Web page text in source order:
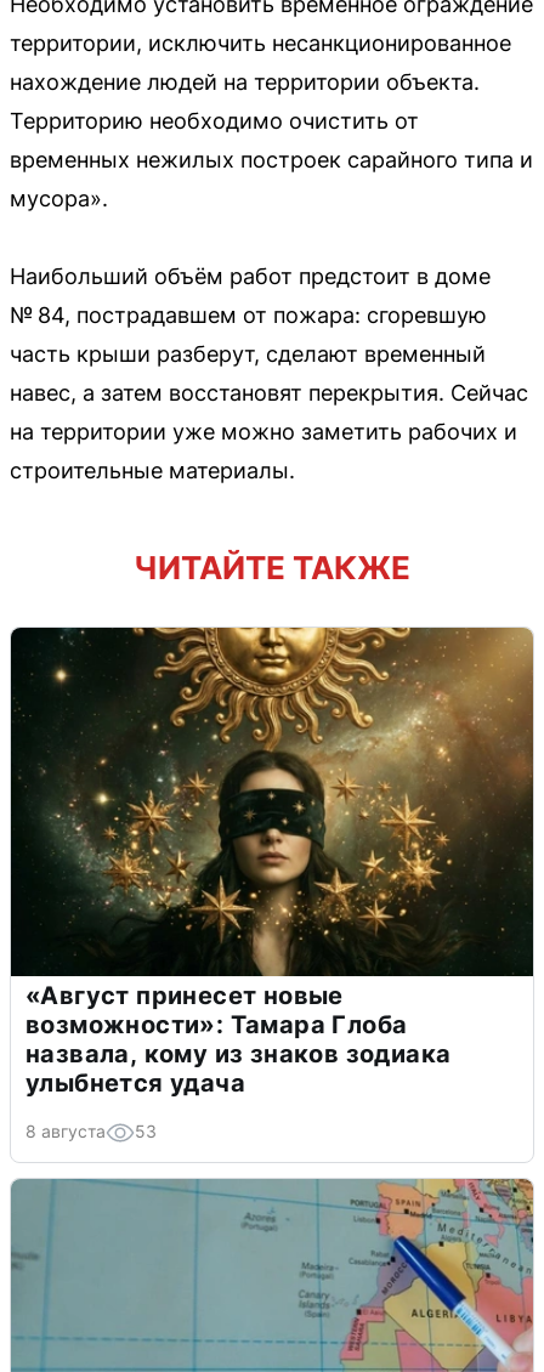
территории, исключить несанкционированное
нахождение людей на территории объекта.
Территорию необходимо очистить от
временных нежилых построек сарайного типа и
мусора».
Наибольший объём работ предстоит в доме
№ 84, пострадавшем от пожара: сгоревшую
часть крыши разберут, сделают временный
навес, а затем восстановят перекрытия. Сейчас
на территории уже можно заметить рабочих и
строительные материалы.
ЧИТАЙТЕ ТАКЖЕ
«Август принесет новые
возможности»: Тамара Глоба
назвала, кому из знаков зодиака
улыбнется удача
8 августа 53